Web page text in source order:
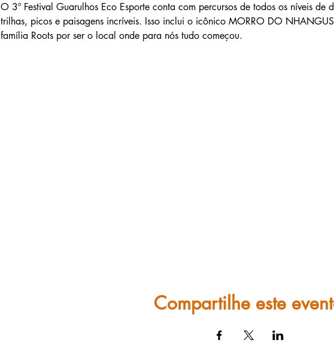
O 3º Festival Guarulhos Eco Esporte conta com percursos de todos os níveis de
trilhas, picos e paisagens incríveis. Isso inclui o icônico MORRO DO
família Roots por ser o local onde para nós tudo começou.
Compartilhe este